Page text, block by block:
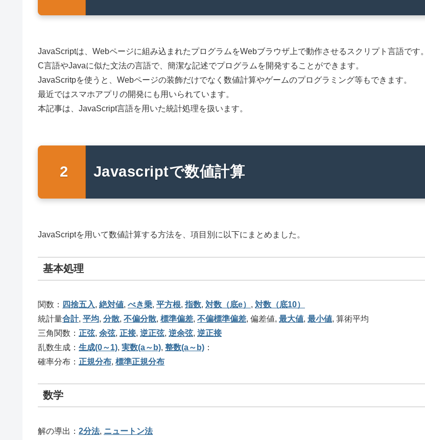
JavaScriptは、Webページに組み込まれたプログラムをWebブラウザ上で動作させるスクリプト言語です。
C言語やJavaに似た文法の言語で、簡潔な記述でプログラムを開発することができます。
JavaScritpを使うと、Webページの装飾だけでなく数値計算やゲームのプログラミング等もできます。
最近ではスマホアプリの開発にも用いられています。
本記事は、JavaScript言語を用いた統計処理を扱います。
Javascriptで数値計算
JavaScriptを用いて数値計算する方法を、項目別に以下にまとめました。
基本処理
関数： 四捨五入, 絶対値, べき乗, 平方根, 指数, 対数（底e） , 対数（底10）
統計量合計, 平均, 分散, 不偏分散, 標準偏差, 不偏標準偏差, 偏差値, 最大値, 最小値, 算術平均
三角関数： 正弦, 余弦, 正接, 逆正弦, 逆余弦, 逆正接
乱数生成： 生成(0～1), 実数(a～b), 整数(a～b) ：
確率分布： 正規分布, 標準正規分布
数学
解の導出： 2分法, ニュートン法